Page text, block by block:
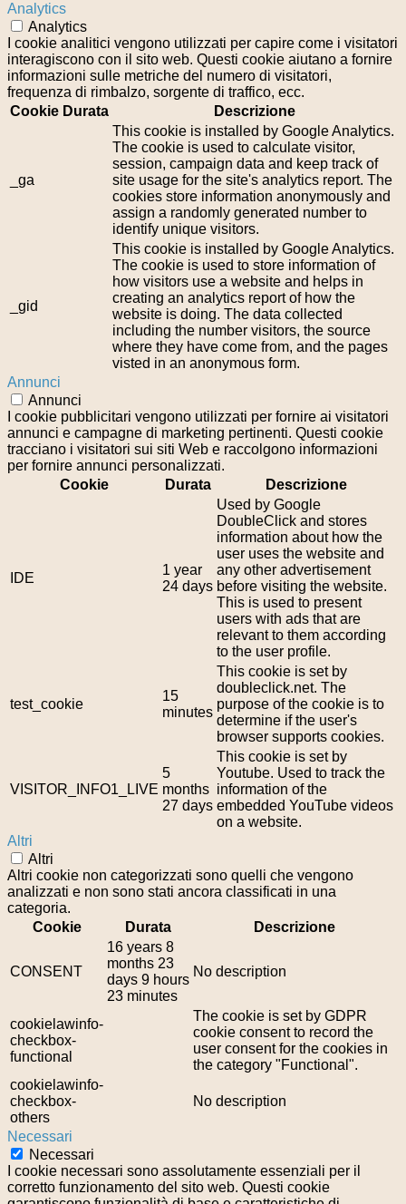
Analytics
Analytics
I cookie analitici vengono utilizzati per capire come i visitatori
interagiscono con il sito web. Questi cookie aiutano a fornire
informazioni sulle metriche del numero di visitatori,
frequenza di rimbalzo, sorgente di traffico, ecc.
Cookie Durata Descrizione
_ga
This cookie is installed by Google Analytics.
The cookie is used to calculate visitor,
session, campaign data and keep track of
site usage for the site's analytics report. The
cookies store information anonymously and
assign a randomly generated number to
identify unique visitors.
_gid
This cookie is installed by Google Analytics.
The cookie is used to store information of
how visitors use a website and helps in
creating an analytics report of how the
website is doing. The data collected
including the number visitors, the source
where they have come from, and the pages
visted in an anonymous form.
Annunci
Annunci
I cookie pubblicitari vengono utilizzati per fornire ai visitatori
annunci e campagne di marketing pertinenti. Questi cookie
tracciano i visitatori sui siti Web e raccolgono informazioni
per fornire annunci personalizzati.
Cookie
Durata Descrizione
IDE
1 year
24 days
Used by Google
DoubleClick and stores
information about how the
user uses the website and
any other advertisement
before visiting the website.
This is used to present
users with ads that are
relevant to them according
to the user profile.
test_cookie
15
minutes
This cookie is set by
doubleclick.net. The
purpose of the cookie is to
determine if the user's
browser supports cookies.
VISITOR_INFO1_LIVE
5
months
27 days
This cookie is set by
Youtube. Used to track the
information of the
embedded YouTube videos
on a website.
Altri
Altri
Altri cookie non categorizzati sono quelli che vengono
analizzati e non sono stati ancora classificati in una
categoria.
Cookie
Durata Descrizione
CONSENT
16 years 8
months 23
days 9 hours
23 minutes
No description
cookielawinfo-
checkbox-
functional
The cookie is set by GDPR
cookie consent to record the
user consent for the cookies in
the category "Functional".
cookielawinfo-
checkbox-
others
No description
Necessari
Necessari
I cookie necessari sono assolutamente essenziali per il
corretto funzionamento del sito web. Questi cookie